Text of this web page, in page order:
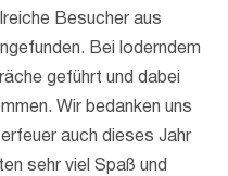
Besucher aus
Bei loderndem
geführt und dabei
Wir bedanken uns
auch dieses Jahr
sehr viel Spaß und